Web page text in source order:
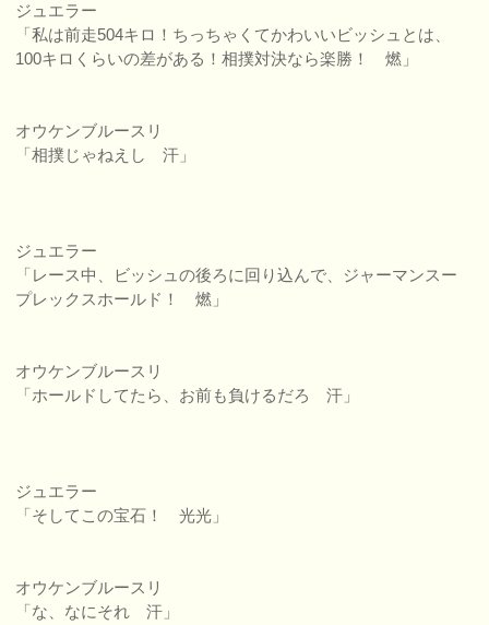
ジュエラー
「私は前走504キロ！ちっちゃくてかわいいビッシュとは、
100キロくらいの差がある！相撲対決なら楽勝！ 燃」
オウケンブルースリ
「相撲じゃねえし 汗」
ジュエラー
「レース中、ビッシュの後ろに回り込んで、ジャーマンスー
プレックスホールド！ 燃」
オウケンブルースリ
「ホールドしてたら、お前も負けるだろ 汗」
ジュエラー
「そしてこの宝石！ 光光」
オウケンブルースリ
「な、なにそれ 汗」